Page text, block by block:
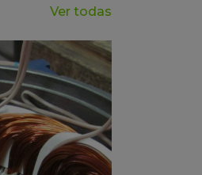
Ver todas